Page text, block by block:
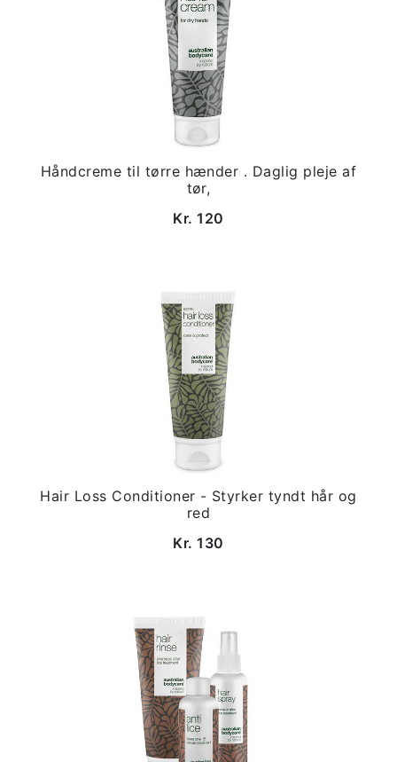
Håndcreme til tørre hænder . Daglig pleje af
tør,
Kr. 120
Hair Loss Conditioner - Styrker tyndt hår og
red
Kr. 130